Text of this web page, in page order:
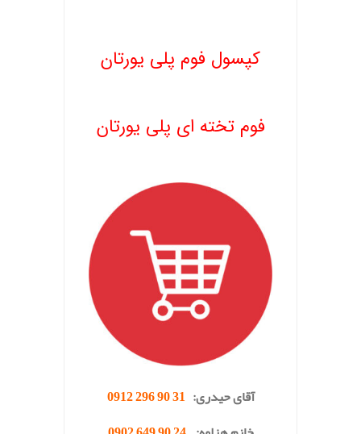
کپسول فوم پلی یورتان
فوم تخته ای پلی یورتان
آقای حیدری: 31 90 296 0912